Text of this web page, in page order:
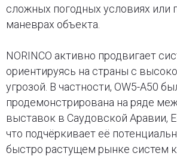
сложных погодных условиях или
маневрах объекта.
NORINCO активно продвигает
ориентируясь на страны с
угрозой. В частности, OW5-A50
продемонстрирована на ряде
выставок в Саудовской Аравии,
что подчёркивает её
быстро растущем рынке систем